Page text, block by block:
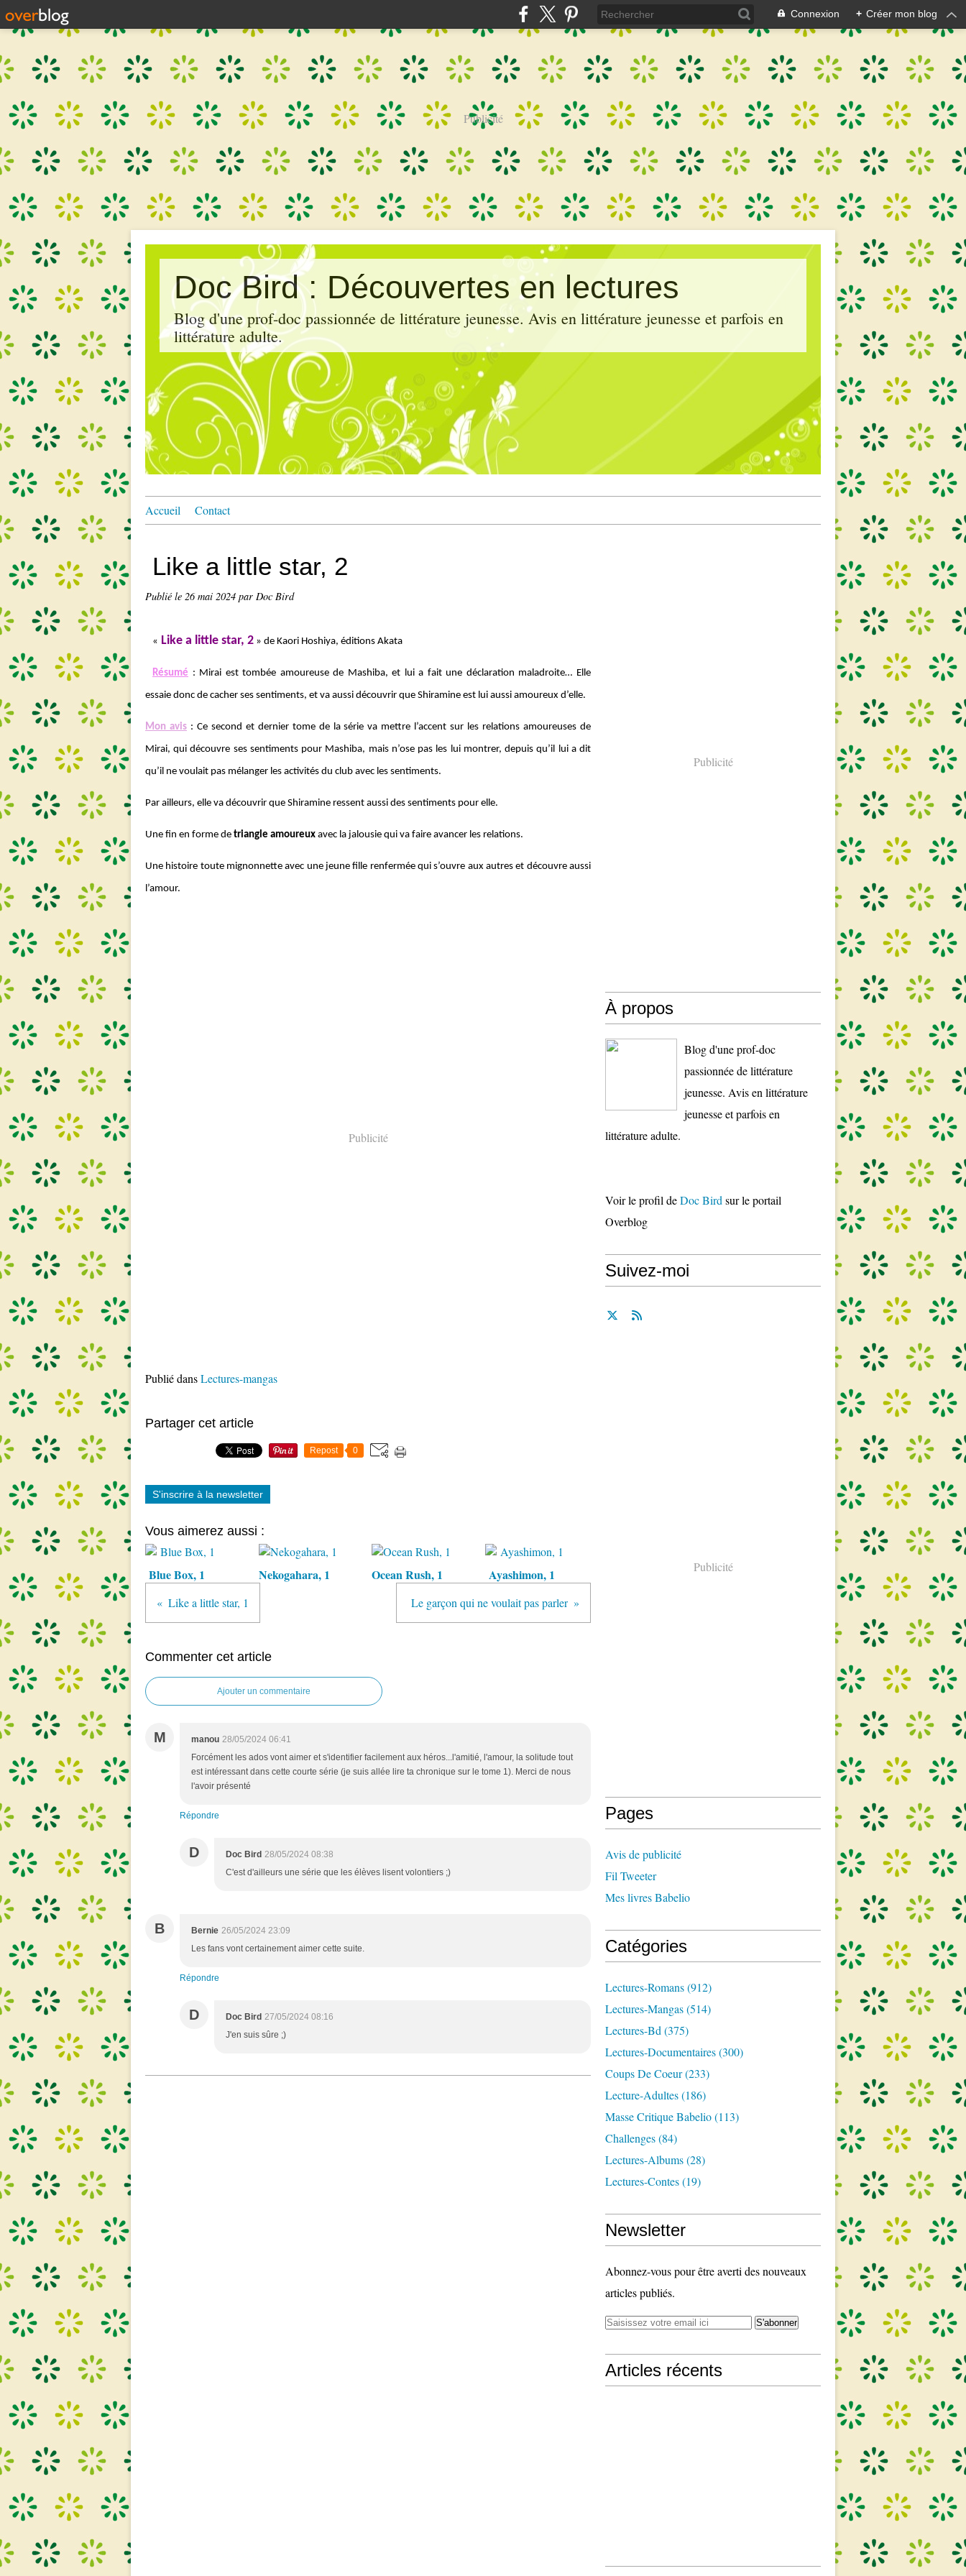
Connexion + Créer mon blog
Publicité
Doc Bird : Découvertes en lectures
Blog d'une prof-doc passionnée de littérature jeunesse. Avis en littérature jeunesse et parfois en
littérature adulte.
Accueil Contact
Like a little star, 2
Publié le 26 mai 2024 par Doc Bird
« Like a little star, 2 » de Kaori Hoshiya, éditions Akata
Résumé : Mirai est tombée amoureuse de Mashiba, et lui a fait une déclaration maladroite… Elle
essaie donc de cacher ses sentiments, et va aussi découvrir que Shiramine est lui aussi amoureux d’elle.
Mon avis: Ce second et dernier tome de la série va mettre l’accent sur les relations amoureuses de
Mirai, qui découvre ses sentiments pour Mashiba, mais n’ose pas les lui montrer, depuis qu’il lui a dit
qu’il ne voulait pas mélanger les activités du club avec les sentiments.
Par ailleurs, elle va découvrir que Shiramine ressent aussi des sentiments pour elle.
Une fin en forme de triangle amoureux avec la jalousie qui va faire avancer les relations.
Une histoire toute mignonnette avec une jeune fille renfermée qui s’ouvre aux autres et découvre aussi
l’amour.
Publicité
Publié dansLectures-mangas
Partager cet article
Repost 0
S'inscrire à la newsletter
Vous aimerez aussi :
Blue Box, 1 Nekogahara, 1 Ocean Rush, 1 Ayashimon, 1
Like a little star, 1 Le garçon qui ne voulait pas parler
Commenter cet article
Ajouter un commentaire
M manou 28/05/2024 06:41
Forcément les ados vont aimer et s'identifier facilement aux héros...l'amitié, l'amour, la solitude tout
est intéressant dans cette courte série (je suis allée lire ta chronique sur le tome 1). Merci de nous
l'avoir présenté
Répondre
D Doc Bird 28/05/2024 08:38
C'est d'ailleurs une série que les élèves lisent volontiers ;)
B Bernie 26/05/2024 23:09
Les fans vont certainement aimer cette suite.
Répondre
D Doc Bird 27/05/2024 08:16
J'en suis sûre ;)
Publicité
À propos
Blog d'une prof-doc
passionnée de littérature
jeunesse. Avis en littérature
jeunesse et parfois en
littérature adulte.
Voir le profil deDoc Bird sur le portail
Overblog
Suivez-moi
Publicité
Pages
Avis de publicité
Fil Tweeter
Mes livres Babelio
Catégories
Lectures-Romans(912)
Lectures-Mangas(514)
Lectures-Bd (375)
Lectures-Documentaires(300)
Coups De Coeur(233)
Lecture-Adultes(186)
Masse Critique Babelio(113)
Challenges(84)
Lectures-Albums(28)
Lectures-Contes(19)
Newsletter
Abonnez-vous pour être averti des nouveaux
articles publiés.
Articles récents